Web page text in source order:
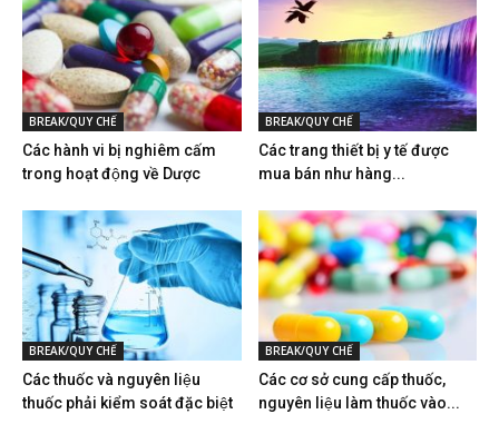
BREAK/QUY CHẾ
Các hành vi bị nghiêm cấm
trong hoạt động về Dược
BREAK/QUY CHẾ
Các trang thiết bị y tế được
mua bán như hàng...
BREAK/QUY CHẾ
Các thuốc và nguyên liệu
thuốc phải kiểm soát đặc biệt
BREAK/QUY CHẾ
Các cơ sở cung cấp thuốc,
nguyên liệu làm thuốc vào...